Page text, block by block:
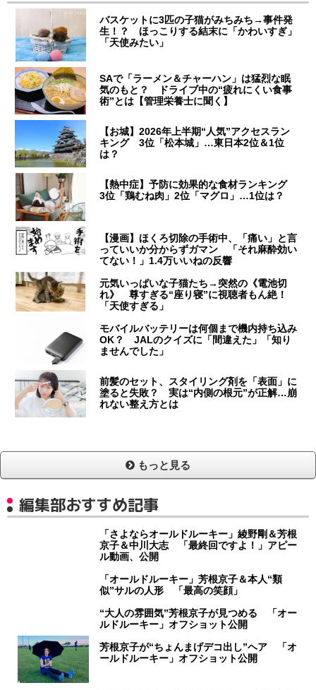
バスケットに3匹の子猫がみちみち→事件発
生！？ ほっこりする結末に「かわいすぎ」
「天使みたい」
SAで「ラーメン＆チャーハン」は猛烈な眠
気のもと？ ドライブ中の“疲れにくい食事
術”とは【管理栄養士に聞く】
【お城】2026年上半期“人気”アクセスラン
キング 3位「松本城」…東日本2位＆1位
は？
【熱中症】予防に効果的な食材ランキング
3位「鶏むね肉」2位「マグロ」…1位は？
【漫画】ほくろ切除の手術中、「痛い」と言
っていいか分からずガマン 「それ麻酔効い
てない！」1.4万いいねの反響
元気いっぱいな子猫たち→突然の《電池切
れ》 尊すぎる“座り寝”に視聴者もん絶！
「天使すぎる」
モバイルバッテリーは何個まで機内持ち込み
OK？ JALのクイズに「間違えた」「知り
ませんでした」
前髪のセット、スタイリング剤を「表面」に
塗ると失敗？ 実は“内側の根元”が正解…崩
れない整え方とは
もっと見る
編集部おすすめ記事
「さよならオールドルーキー」綾野剛＆芳根
京子＆中川大志 「最終回ですよ！」アピー
ル動画、公開
「オールドルーキー」芳根京子＆本人“類
似”サルの人形 「最高の笑顔」
“大人の雰囲気”芳根京子が見つめる 「オー
ルドルーキー」オフショット公開
芳根京子が“ちょんまげデコ出し”ヘア 「オ
ールドルーキー」オフショット公開